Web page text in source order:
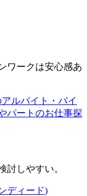
ワークは安心感あ
アルバイト・バイ
パートのお仕事探
討しやすい。
ディード)